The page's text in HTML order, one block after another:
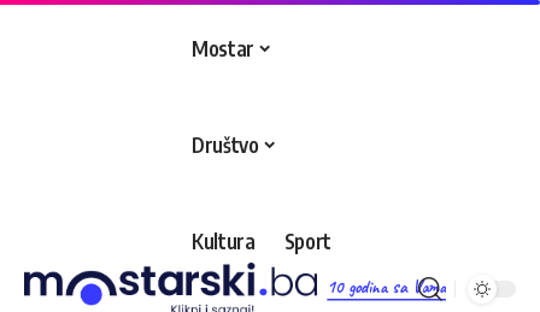
10 godina sa Vama
Mostar
Društvo
Kultura Sport